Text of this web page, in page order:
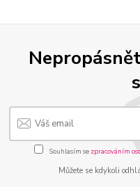
Souhlasím se zpracováním
Můžete se kdykoli